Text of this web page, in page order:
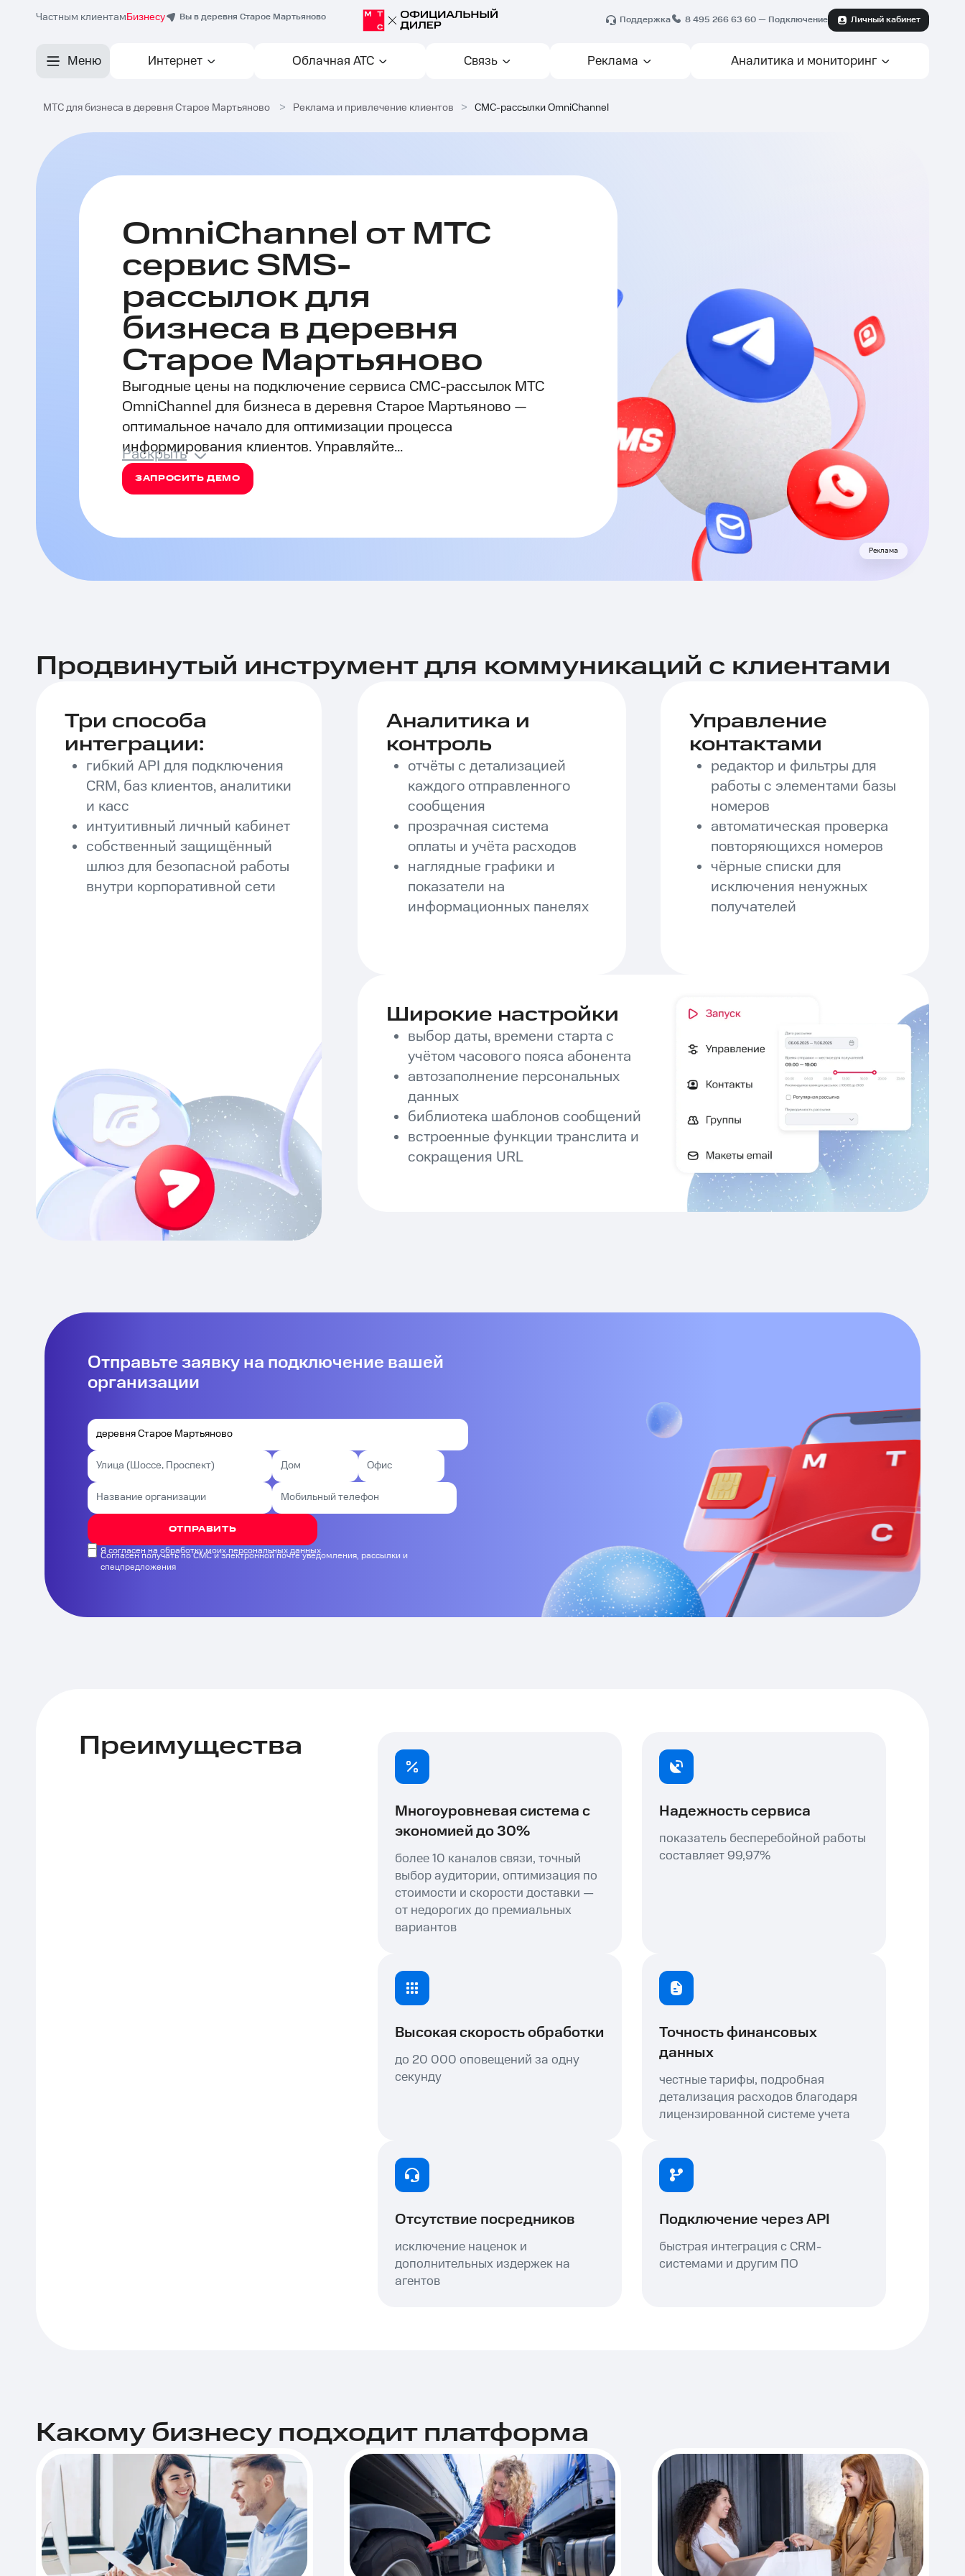
Частным клиентамБизнесу Вы в деревня Старое Мартьяново Поддержка 8 495 266 63 60 — Подключение Личный кабинет
Меню Интернет Облачная АТС Связь Реклама Аналитика и мониторинг
МТС для бизнеса в деревня Старое Мартьяново > Реклама и привлечение клиентов > СМС-рассылки OmniChannel
OmniChannel от МТС
сервис SMS-
рассылок для
бизнеса в деревня
Старое Мартьяново
Выгодные цены на подключение сервиса СМС-рассылок МТС
OmniChannel для бизнеса в деревня Старое Мартьяново —
оптимальное начало для оптимизации процесса
информирования клиентов. Управляйте...
Раскрыть
ЗАПРОСИТЬ ДЕМО
Реклама
Продвинутый инструмент для коммуникаций c клиентами
Три способа
интеграции:
гибкий API для подключения
CRM, баз клиентов, аналитики
и касс
интуитивный личный кабинет
собственный защищённый
шлюз для безопасной работы
внутри корпоративной сети
Аналитика и
контроль
отчёты с детализацией
каждого отправленного
сообщения
прозрачная система
оплаты и учёта расходов
наглядные графики и
показатели на
информационных панелях
Управление
контактами
редактор и фильтры для
работы с элементами базы
номеров
автоматическая проверка
повторяющихся номеров
чёрные списки для
исключения ненужных
получателей
Широкие настройки
выбор даты, времени старта с
учётом часового пояса абонента
автозаполнение персональных
данных
библиотека шаблонов сообщений
встроенные функции транслита и
сокращения URL
Отправьте заявку на подключение вашей
организации
ОТПРАВИТЬ
Я согласен на обработку моих персональных данных
Согласен получать по СМС и электронной почте уведомления, рассылки и
спецпредложения
Преимущества
Многоуровневая система с
экономией до 30%
более 10 каналов связи, точный
выбор аудитории, оптимизация по
стоимости и скорости доставки —
от недорогих до премиальных
вариантов
Надежность сервиса
показатель бесперебойной работы
составляет 99,97%
Высокая скорость обработки
до 20 000 оповещений за одну
секунду
Точность финансовых
данных
честные тарифы, подробная
детализация расходов благодаря
лицензированной системе учета
Отсутствие посредников
исключение наценок и
дополнительных издержек на
агентов
Подключение через API
быстрая интеграция с CRM-
системами и другим ПО
Какому бизнесу подходит платформа